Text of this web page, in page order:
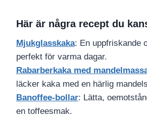
Här är några recept du
Mjukglasskaka: En uppfriskande
perfekt för varma dagar.
Rabarberkaka med
läcker kaka med en härlig
Banoffee-bollar: Lätta,
en toffeesmak.